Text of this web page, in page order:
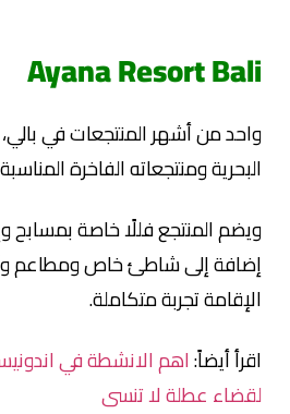
Ayana Resort Bali
واحد من أشهر المنتجعات في بالي،
البحرية ومنتجعاته الفاخرة
ويضم المنتجع فللًا خاصة بمسابح
إضافة إلى شاطئ خاص ومطاعم
الإقامة تجربة متكاملة.
اقرأ أيضاً:اهم الانشطة في
لقضاء عطلة لا تنسى